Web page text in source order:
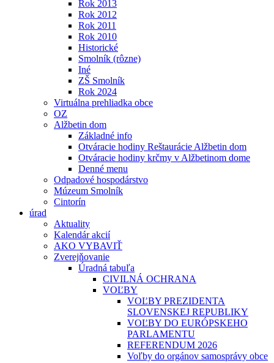
Rok 2013
Rok 2012
Rok 2011
Rok 2010
Historické
Smolník (rôzne)
Iné
ZŠ Smolník
Rok 2024
Virtuálna prehliadka obce
OZ
Alžbetin dom
Základné info
Otváracie hodiny Reštaurácie Alžbetin dom
Otváracie hodiny krčmy v Alžbetinom dome
Denné menu
Odpadové hospodárstvo
Múzeum Smolník
Cintorín
úrad
Aktuality
Kalendár akcií
AKO VYBAVIŤ
Zverejňovanie
Úradná tabuľa
CIVILNÁ OCHRANA
VOĽBY
VOĽBY PREZIDENTA
SLOVENSKEJ REPUBLIKY
VOĽBY DO EURÓPSKEHO
PARLAMENTU
REFERENDUM 2026
Voľby do orgánov samosprávy obce